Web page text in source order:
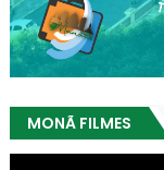
MONÃ FILMES